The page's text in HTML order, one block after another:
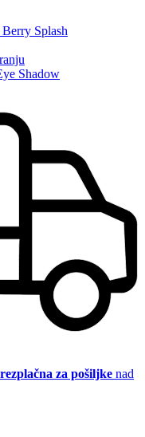
Splash
Shadow
za pošiljke nad